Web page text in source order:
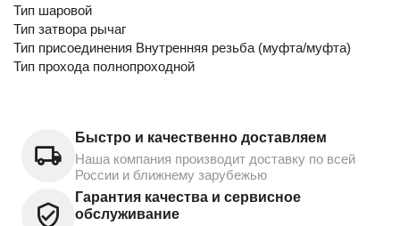
Тип шаровой
Тип затвора рычаг
Тип присоединения Внутренняя резьба (муфта/муфта)
Тип прохода полнопроходной
Быстро и качественно доставляем
Наша компания производит доставку по всей
России и ближнему зарубежью
Гарантия качества и сервисное
обслуживание